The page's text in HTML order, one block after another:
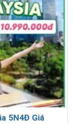
5N4Đ Giá